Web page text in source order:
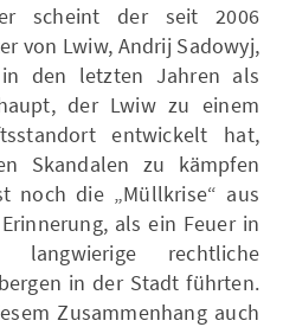
scheint der seit 2006
von Lwiw, Andrij Sadowyj,
den letzten Jahren als
der Lwiw zu einem
entwickelt hat,
Skandalen zu kämpfen
noch die „Müllkrise“ aus
als ein Feuer in
rechtliche
in der Stadt führten.
Zusammenhang auch